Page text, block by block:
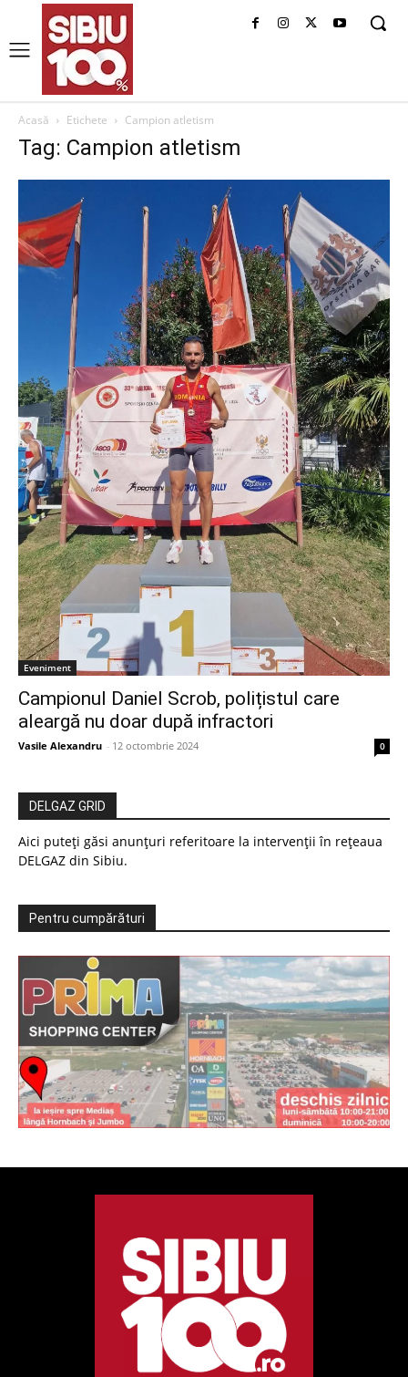
Acasă Etichete Campion atletism
Tag: Campion atletism
Eveniment
Campionul Daniel Scrob, polițistul care
aleargă nu doar după infractori
Vasile Alexandru - 12 octombrie 2024 0
DELGAZ GRID
Aici puteți găsi anunțuri referitoare la intervenții în rețeaua
DELGAZ din Sibiu.
Pentru cumpărături